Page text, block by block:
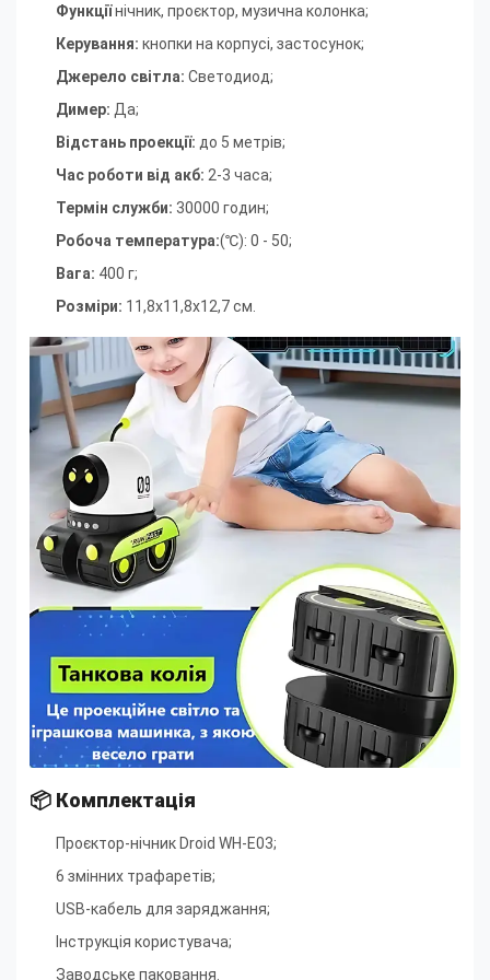
Функціїнічник, проєктор, музична колонка;
Керування: кнопки на корпусі, застосунок;
Джерело світла: Светодиод;
Димер: Да;
Відстань проекції: до 5 метрів;
Час роботи від акб: 2-3 часа;
Термін служби: 30000 годин;
Робоча температура:(℃): 0 - 50;
Вага: 400 г;
Розміри: 11,8х11,8х12,7 см.
📦 Комплектація
Проєктор-нічник Droid WH-E03;
6 змінних трафаретів;
USB-кабель для заряджання;
Інструкція користувача;
Заводське паковання.